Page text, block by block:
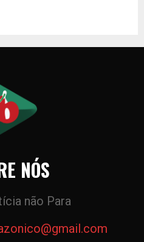
NÓS
não Para